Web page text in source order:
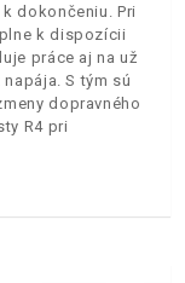
dokončeniu. Pri
k dispozícii
práce aj na už
S tým sú
dopravného
R4 pri